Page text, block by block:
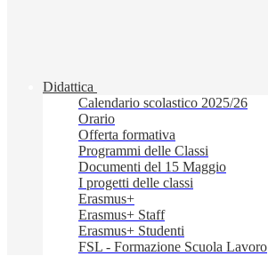
Didattica
Calendario scolastico 2025/26
Orario
Offerta formativa
Programmi delle Classi
Documenti del 15 Maggio
I progetti delle classi
Erasmus+
Erasmus+ Staff
Erasmus+ Studenti
FSL - Formazione Scuola Lavoro